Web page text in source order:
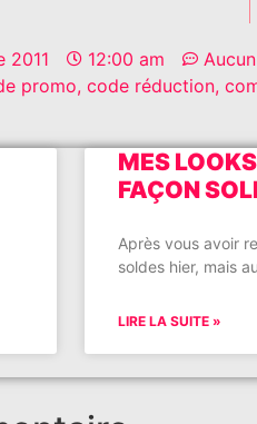
2011 12:00 am
promo, code réduction,
MES
FAÇON
Après vous avoir
soldes hier, mais
LIRE LA SUITE »